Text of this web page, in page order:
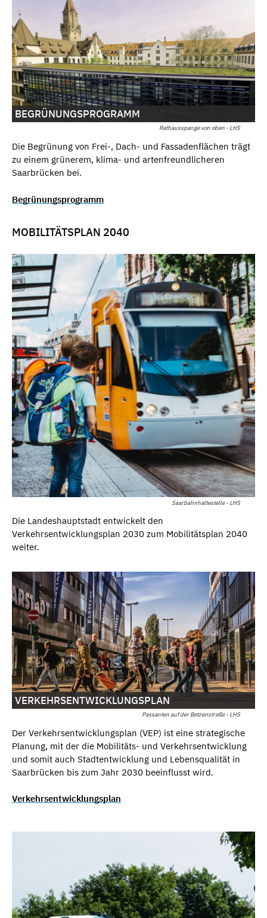
Rathausspange von oben - LHS
BEGRÜNUNGSPROGRAMM
Die Begrünung von Frei-, Dach- und Fassadenflächen trägt
zu einem grünerem, klima- und artenfreundlicheren
Saarbrücken bei.
Begrünungsprogramm
MOBILITÄTSPLAN 2040
Saarbahnhaltestelle - LHS
Die Landeshauptstadt entwickelt den
Verkehrsentwicklungsplan 2030 zum Mobilitätsplan 2040
weiter.
Passanten auf der Betzenstraße - LHS
VERKEHRSENTWICKLUNGSPLAN
Der Verkehrsentwicklungsplan (VEP) ist eine strategische
Planung, mit der die Mobilitäts- und Verkehrsentwicklung
und somit auch Stadtentwicklung und Lebensqualität in
Saarbrücken bis zum Jahr 2030 beeinflusst wird.
Verkehrsentwicklungsplan